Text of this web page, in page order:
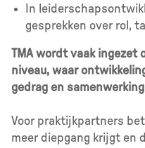
In
gesprekken over rol,
TMA wordt vaak ingezet
niveau, waar
gedrag en
Voor praktijkpartners
meer diepgang krijgt en